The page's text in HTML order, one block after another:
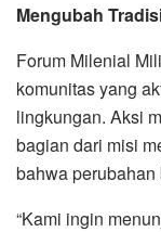
Mengubah
Forum Milenial
komunitas yang
lingkungan. Aksi
bagian dari misi
bahwa
“Kami ingin